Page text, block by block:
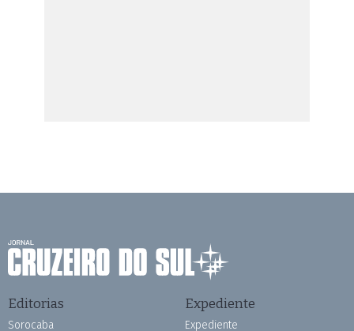
Editorias
Sorocaba
Expediente
Expediente